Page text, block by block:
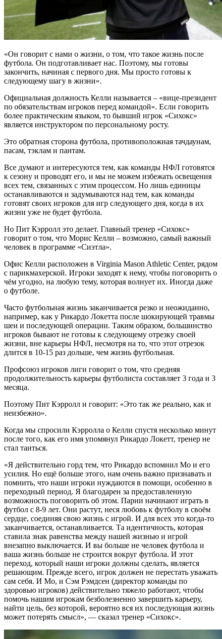
«Он говорит с нами о жизни, о том, что такое жизнь после
футбола. Он подготавливает нас. Поэтому, мы готовы
закончить, начиная с первого дня. Мы просто готовы к
следующему шагу в жизни».
Официальная должность Келли называется – «вице-президент
по обязательствам игроков перед командой». Если говорить
более практическим языком, то бывший игрок «Сихокс»
является инструктором по персональному росту.
Это обратная сторона футбола, противоположная тачдаунам,
пасам, тэклам и пантам.
Все думают и интересуются тем, как команды НФЛ готовятся
к сезону и проводят его, и мы не можем избежать освещения
всех тем, связанных с этим процессом. Но лишь единицы
останавливаются и задумываются над тем, как команды
готовят своих игроков для игр следующего дня, когда в их
жизни уже не будет футбола.
Но Пит Кэрролл это делает. Главный тренер «Сихокс»
говорит о том, что Морис Келли – возможно, самый важный
человек в программе «Сиэтла».
Офис Келли расположен в Virginia Mason Athletic Center, рядом
с парикмахерской. Игроки заходят к нему, чтобы поговорить о
чём угодно, на любую тему, которая волнует их. Иногда даже
о футболе.
Часто футбольная жизнь заканчивается резко и неожиданно,
например, как у Рикардо Локетта после шокирующей травмы
шеи и последующей операции. Таким образом, большинство
игроков бывают не готовы к следующему отрезку своей
жизни, вне карьеры НФЛ, несмотря на то, что этот отрезок
длится в 10-15 раз дольше, чем жизнь футбольная.
Профсоюз игроков лиги говорит о том, что средняя
продолжительность карьеры футболиста составляет 3 года и 3
месяца.
Поэтому Пит Кэрролл и говорит: «Это так же реально, как и
неизбежно».
Когда мы спросили Кэрролла о Келли спустя несколько минут
после того, как его имя упомянул Рикардо Локетт, тренер не
стал таиться.
«Я действительно горд тем, что Рикардо вспомнил Мо и его
усилия. Но ещё больше этого, нам очень важно признавать и
помнить, что наши игроки нуждаются в помощи, особенно в
переходный период. Я благодарен за предоставленную
возможность поговорить об этом. Парни начинают играть в
футбол с 8-9 лет. Они растут, неся любовь к футболу в своём
сердце, соединяя свою жизнь с игрой. И для всех это когда-то
заканчивается, останавливается. Та идентичность, которая
ставила знак равенства между нашей жизнью и игрой
внезапно выключается. И вы больше не человек футбола и
ваша жизнь больше не строится вокруг футбола. И этот
переход, который наши игроки должны сделать, является
решающим. Прежде всего, игрок должен не перестать уважать
сам себя. И Мо, и Сэм Рэмдсен (директор команды по
здоровью игроков) действительно тяжело работают, чтобы
помочь нашим игрокам безболезненно завершить карьеру,
найти цель, без которой, вероятно вся их последующая жизнь
может потерять смысл», — сказал тренер «Сихокс».